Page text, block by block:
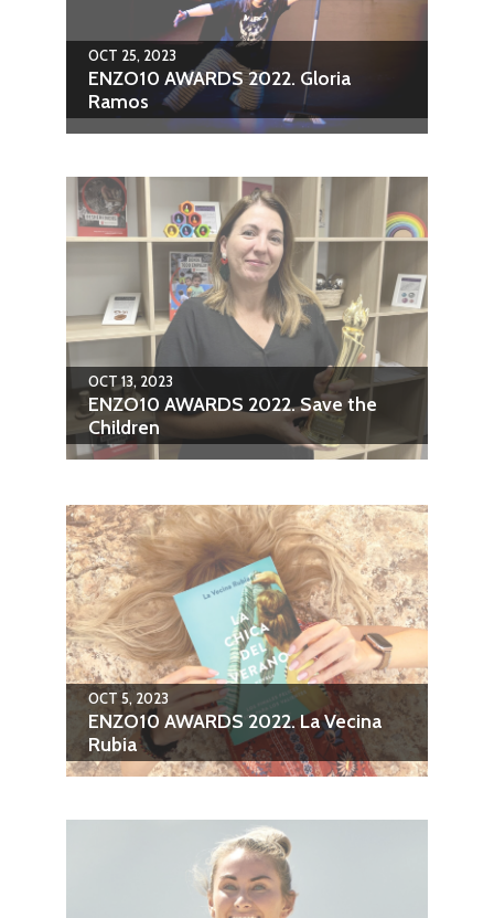
OCT 25, 2023
ENZO10 AWARDS 2022. Gloria
Ramos
OCT 13, 2023
ENZO10 AWARDS 2022. Save the
Children
OCT 5, 2023
ENZO10 AWARDS 2022. La Vecina
Rubia